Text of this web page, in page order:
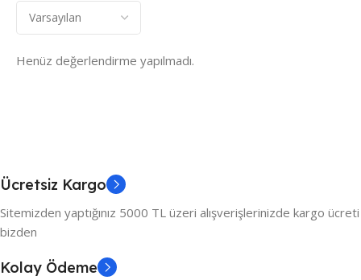
Henüz değerlendirme yapılmadı.
Ücretsiz Kargo
Sitemizden yaptığınız 5000 TL üzeri alışverişlerinizde kargo ücreti
bizden
Kolay Ödeme